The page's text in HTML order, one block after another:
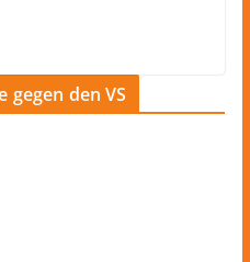
gegen den VS